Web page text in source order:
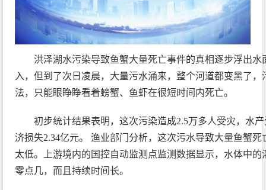
洪泽湖水污染导致鱼蟹大量死亡事件的真相逐步浮出
入，但到了次日凌晨，大量污水涌来，整个河道都变黑了
法，只能眼睁睁看着螃蟹、鱼虾在很短时间内死亡。
初步统计结果表明，这次污染造成2.5万多人受灾，水
济损失2.34亿元。 渔业部门分析，这次污水导致大量鱼蟹
太低。上游境内的国控自动监测点监测数据显示，水体中
零点几，而且持续时间长。